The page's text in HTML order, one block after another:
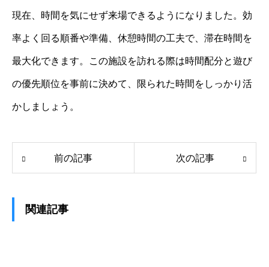
現在、時間を気にせず来場できるようになりました。効
率よく回る順番や準備、休憩時間の工夫で、滞在時間を
最大化できます。この施設を訪れる際は時間配分と遊び
の優先順位を事前に決めて、限られた時間をしっかり活
かしましょう。
前の記事 次の記事
関連記事